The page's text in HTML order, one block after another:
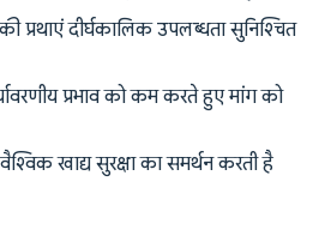
दीर्घकालिक उपलब्धता सुनिश्चित
प्रभाव को कम करते हुए मांग को
वैश्विक खाद्य सुरक्षा का समर्थन करती है